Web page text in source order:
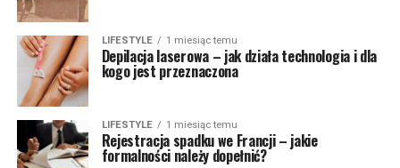
LIFESTYLE 1 miesiąc temu
Depilacja laserowa – jak działa technologia i dla
kogo jest przeznaczona
LIFESTYLE 1 miesiąc temu
Rejestracja spadku we Francji – jakie
formalności należy dopełnić?